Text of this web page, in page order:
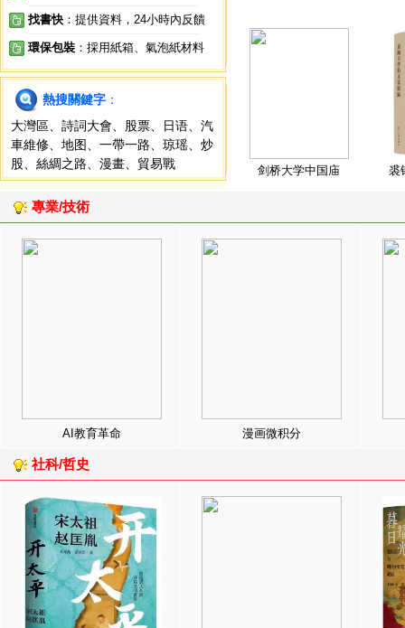
找書快 ：提供資料，24小時內反饋
環保包裝 ：採用紙箱、氣泡紙材料
熱搜關鍵字 ：
大灣區
詩詞大會 股票 日语
汽
車維修
地图 一帶一路 琼瑶
炒
股
絲綢之路 漫畫 貿易戰 剑桥大学中国庙 裘
專業/技術
AI教育革命 漫画微积分
社科/哲史